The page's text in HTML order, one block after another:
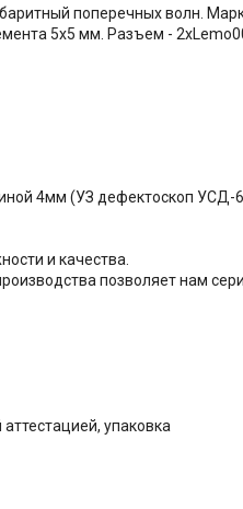
поперечных волн.
5х5 мм. Разъем -
4мм (УЗ дефектоскоп УСД-
и качества.
позволяет нам
упаковка